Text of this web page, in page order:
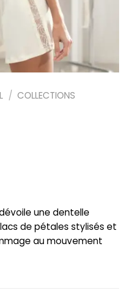
/ COLLECTIONS
une dentelle
de pétales stylisés et
au mouvement